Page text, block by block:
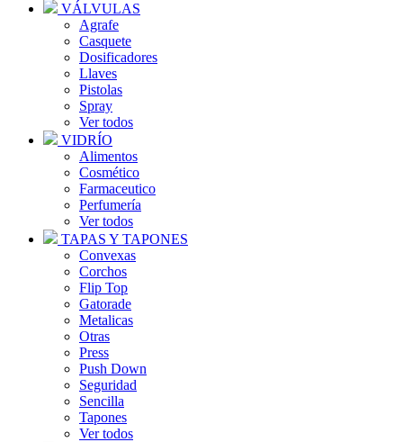
VÁLVULAS
Agrafe
Casquete
Dosificadores
Llaves
Pistolas
Spray
Ver todos
VIDRÍO
Alimentos
Cosmético
Farmaceutico
Perfumería
Ver todos
TAPAS Y TAPONES
Convexas
Corchos
Flip Top
Gatorade
Metalicas
Otras
Press
Push Down
Seguridad
Sencilla
Tapones
Ver todos